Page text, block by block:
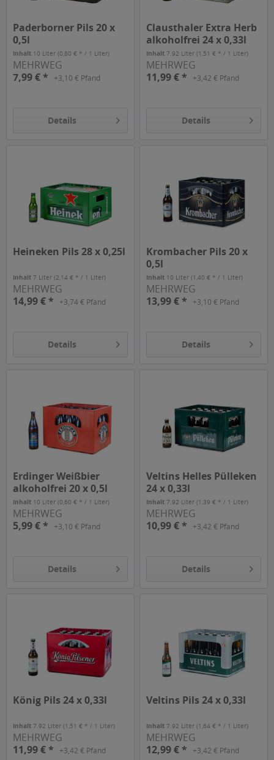
Paderborner Pils 20 x
0,5l
Inhalt 10 Liter(0,80 € * / 1 Liter)
MEHRWEG
7,99 € *
+3,10 € Pfand
Details
Clausthaler Extra Herb
alkoholfrei 24 x 0,33l
Inhalt7.92 Liter(1,51 € * / 1 Liter)
MEHRWEG
11,99 € *
+3,42 € Pfand
Details
Heineken Pils 28 x 0,25l
Inhalt7 Liter(2,14 € * / 1 Liter)
MEHRWEG
14,99 € *
+3,74 € Pfand
Details
Krombacher Pils 20 x
0,5l
Inhalt 10 Liter(1,40 € * / 1 Liter)
MEHRWEG
13,99 € *
+3,10 € Pfand
Details
Erdinger Weißbier
alkoholfrei 20 x 0,5l
Inhalt 10 Liter(0,60 € * / 1 Liter)
MEHRWEG
5,99 € *
+3,10 € Pfand
Details
Veltins Helles Pülleken
24 x 0,33l
Inhalt7.92 Liter(1,39 € * / 1 Liter)
MEHRWEG
10,99 € *
+3,42 € Pfand
Details
König Pils 24 x 0,33l
Inhalt7.92 Liter(1,51 € * / 1 Liter)
MEHRWEG
11,99 € *
+3,42 € Pfand
Veltins Pils 24 x 0,33l
Inhalt7.92 Liter(1,64 € * / 1 Liter)
MEHRWEG
12,99 € *
+3,42 € Pfand